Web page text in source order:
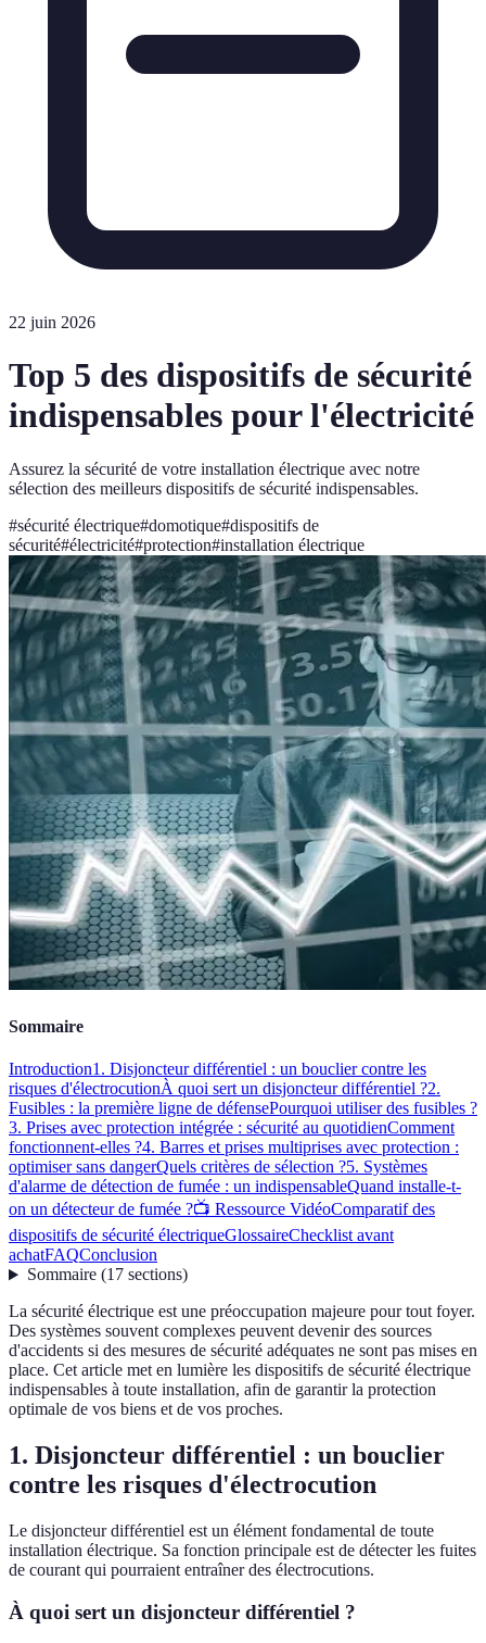
22 juin 2026
Top 5 des dispositifs de sécurité
indispensables pour l'électricité
Assurez la sécurité de votre installation électrique avec notre
sélection des meilleurs dispositifs de sécurité indispensables.
#sécurité électrique#domotique#dispositifs de
sécurité#électricité#protection#installation électrique
Sommaire
Introduction1. Disjoncteur différentiel : un bouclier contre les
risques d'électrocutionÀ quoi sert un disjoncteur différentiel ?2.
Fusibles : la première ligne de défensePourquoi utiliser des fusibles ?
3. Prises avec protection intégrée : sécurité au quotidienComment
fonctionnent-elles ?4. Barres et prises multiprises avec protection :
optimiser sans dangerQuels critères de sélection ?5. Systèmes
d'alarme de détection de fumée : un indispensableQuand installe-t-
on un détecteur de fumée ?📺 Ressource VidéoComparatif des
dispositifs de sécurité électriqueGlossaireChecklist avant
achatFAQConclusion
Sommaire(17 sections)
La sécurité électrique est une préoccupation majeure pour tout foyer.
Des systèmes souvent complexes peuvent devenir des sources
d'accidents si des mesures de sécurité adéquates ne sont pas mises en
place. Cet article met en lumière les dispositifs de sécurité électrique
indispensables à toute installation, afin de garantir la protection
optimale de vos biens et de vos proches.
1. Disjoncteur différentiel : un bouclier
contre les risques d'électrocution
Le disjoncteur différentiel est un élément fondamental de toute
installation électrique. Sa fonction principale est de détecter les fuites
de courant qui pourraient entraîner des électrocutions.
À quoi sert un disjoncteur différentiel ?